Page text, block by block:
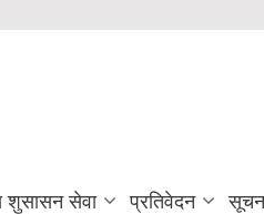
शुसासन सेवा प्रतिवेदन